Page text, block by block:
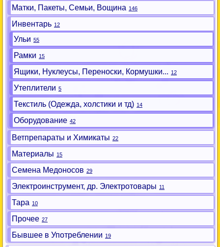
Матки, Пакеты, Семьи, Вощина 146
Инвентарь 12
Ульи 55
Рамки 15
Ящики, Нуклеусы, Переноски, Кормушки... 12
Утеплители 5
Текстиль (Одежда, холстики и тд) 14
Оборудование 42
Ветпрепараты и Химикаты 22
Материалы 15
Семена Медоносов 29
Электроинструмент, др. Электротовары 11
Тара 10
Прочее 27
Бывшее в Употреблении 19